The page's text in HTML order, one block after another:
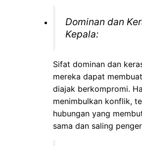
Dominan dan
Kepala:
Sifat dominan dan
mereka dapat
diajak berkompromi.
menimbulkan konflik,
hubungan yang
sama dan saling